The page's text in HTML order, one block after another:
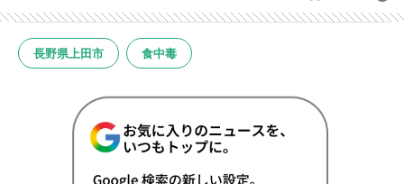
長野県上田市 食中毒